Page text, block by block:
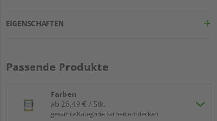
EIGENSCHAFTEN
Passende Produkte
Farben
ab 26,49 € / Stk.
gesamte Kategorie Farben entdecken